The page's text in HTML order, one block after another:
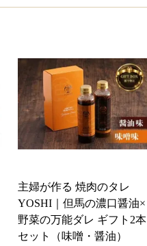
主婦が作る 焼肉のタレ
YOSHI｜但馬の濃口醤油×
野菜の万能ダレ ギフト2本
セット（味噌・醤油）